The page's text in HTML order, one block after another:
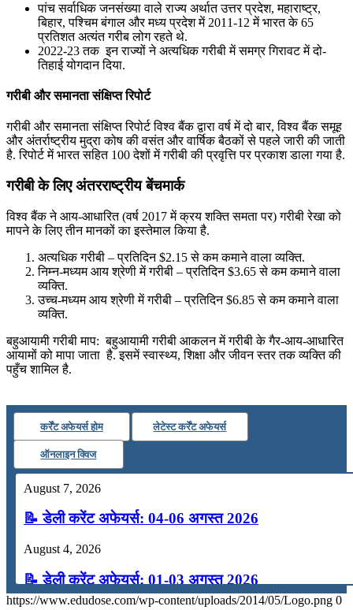
पांच सर्वाधिक जनसंख्या वाले राज्य अर्थात उत्तर प्रदेश, महाराष्ट्र,
बिहार, पश्चिम बंगाल और मध्य प्रदेश में 2011-12 में भारत के 65
प्रतिशत अत्यंत गरीब लोग रहते थे.
2022-23 तक इन राज्यों ने अत्यधिक गरीबी में समग्र गिरावट में दो-
तिहाई योगदान दिया.
गरीबी और समानता संक्षिप्त रिपोर्ट
गरीबी और समानता संक्षिप्त रिपोर्ट विश्व बैंक द्वारा वर्ष में दो बार, विश्व बैंक समूह
और अंतर्राष्ट्रीय मुद्रा कोष की वसंत और वार्षिक बैठकों से पहले जारी की जाती
है. रिपोर्ट में भारत सहित 100 देशों में गरीबी की प्रवृत्ति पर प्रकाश डाला गया है.
गरीबी के लिए अंतरराष्ट्रीय बेंचमार्क
विश्व बैंक ने आय-आधारित (वर्ष 2017 में क्रय शक्ति समता पर) गरीबी रेखा को
मापने के लिए तीन मानकों का इस्तेमाल किया है.
अत्यधिक गरीबी – प्रतिदिन $2.15 से कम कमाने वाला व्यक्ति.
निम्न-मध्यम आय श्रेणी में गरीबी – प्रतिदिन $3.65 से कम कमाने वाला
व्यक्ति.
उच्च-मध्यम आय श्रेणी में गरीबी – प्रतिदिन $6.85 से कम कमाने वाला
व्यक्ति.
बहुआयामी गरीबी माप: बहुआयामी गरीबी आकलन में गरीबी के गैर-आय-आधारित
आयामों को मापा जाता है. इसमें स्वास्थ्य, शिक्षा और जीवन स्तर तक व्यक्ति की
पहुँच शामिल है.
कर्रेंट अफेयर्स होम लेटेस्ट कर्रेंट अफेयर्स
ऑनलाइन क्विज
August 7, 2026
📝 डेली करेंट अफेयर्स: 04-06 अगस्त 2026
August 4, 2026
📝 डेली करेंट अफेयर्स: 01-03 अगस्त 2026
https://www.edudose.com/wp-content/uploads/2014/05/Logo.png 0